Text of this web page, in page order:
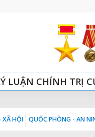
LUẬN CHÍNH TRỊ
XÃ HỘI QUỐC PHÒNG - AN